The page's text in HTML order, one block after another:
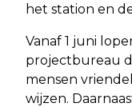
het station en
Vanaf 1 juni
projectbureau
mensen
wijzen.